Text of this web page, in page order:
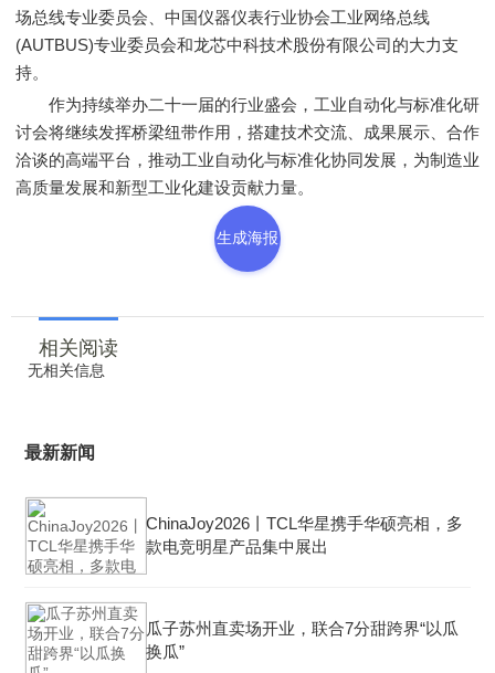
场总线专业委员会、中国仪器仪表行业协会工业网络总线
(AUTBUS)专业委员会和龙芯中科技术股份有限公司的大力支
持。
作为持续举办二十一届的行业盛会，工业自动化与标准化研
讨会将继续发挥桥梁纽带作用，搭建技术交流、成果展示、合作
洽谈的高端平台，推动工业自动化与标准化协同发展，为制造业
高质量发展和新型工业化建设贡献力量。
生成海报
相关阅读
无相关信息
最新新闻
ChinaJoy2026丨TCL华星携手华硕亮相，多
款电竞明星产品集中展出
瓜子苏州直卖场开业，联合7分甜跨界“以瓜
换瓜”